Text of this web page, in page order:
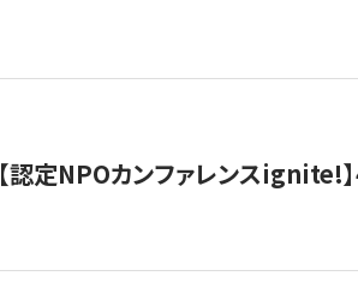
【認定NPOカンファレンスignite!